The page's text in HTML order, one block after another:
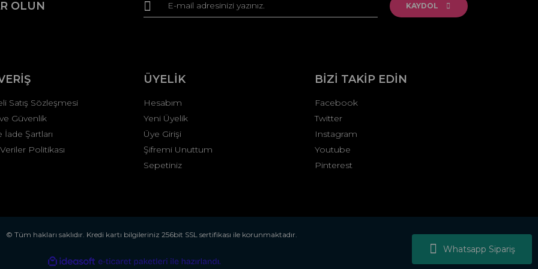
Whatsapp Sipariş
Yorum Yaz
Gönder
OLUN KAYDOL
Satış Sözleşmesi
Güvenlik
İade Şartları
Politikası
ÜYELİK
Hesabım
Yeni Üyelik
Üye Girişi
Şifremi Unuttum
Sepetiniz
BİZİ TAKİP EDİN
Facebook
Twitter
Instagram
Youtube
Pinterest
© Tüm hakları saklıdır. Kredi kartı bilgileriniz 256bit SSL sertifikası ile korunmaktadır.
ideasoft
e-